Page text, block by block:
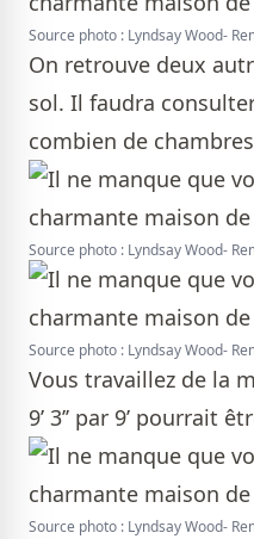
Source photo : Lyndsay Wood-
On retrouve deux
sol. Il faudra
combien de
Source photo : Lyndsay Wood-
Source photo : Lyndsay Wood-
Vous travaillez de la
9’ 3’’ par 9’ pourrait
Source photo : Lyndsay Wood-